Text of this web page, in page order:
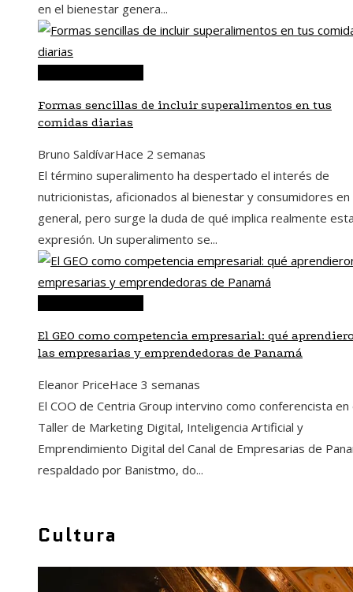
en el bienestar genera...
Formas sencillas de incluir superalimentos en tus
comidas diarias
Bruno SaldívarHace 2 semanas
El término superalimento ha despertado el interés de
nutricionistas, aficionados al bienestar y consumidores en
general, pero surge la duda de qué implica realmente
expresión. Un superalimento se...
El GEO como competencia empresarial: qué
las empresarias y emprendedoras de Panamá
Eleanor PriceHace 3 semanas
El COO de Centria Group intervino como conferencista en
Taller de Marketing Digital, Inteligencia Artificial y
Emprendimiento Digital del Canal de Empresarias de
respaldado por Banistmo, do...
Cultura